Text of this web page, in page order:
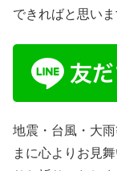
できればと思いま
地震・台風・大
まに心よりお見